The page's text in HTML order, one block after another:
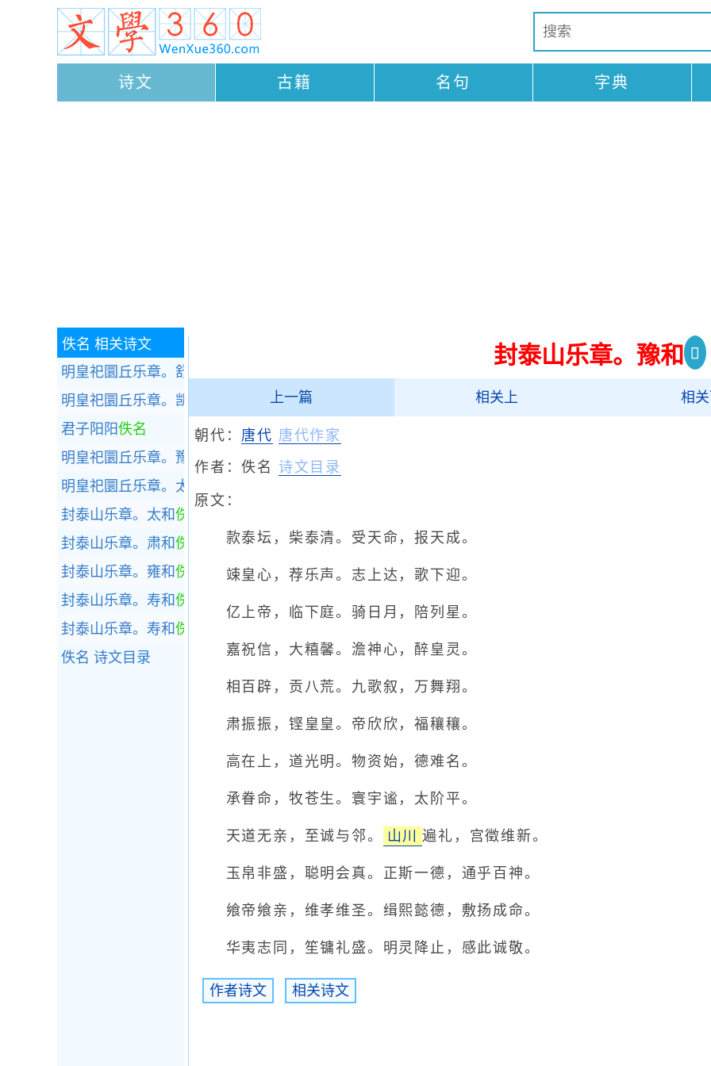
诗文 古籍 名句 字典
封泰山乐章。豫和
上一篇 相关上 相
朝代： 唐代 唐代作家
作者：佚名 诗文目录
原文：
款泰坛，柴泰清。受天命，报天成。
竦皇心，荐乐声。志上达，歌下迎。
亿上帝，临下庭。骑日月，陪列星。
嘉祝信，大糦馨。澹神心，醉皇灵。
相百辟，贡八荒。九歌叙，万舞翔。
肃振振，铿皇皇。帝欣欣，福穰穰。
高在上，道光明。物资始，德难名。
承眷命，牧苍生。寰宇谧，太阶平。
天道无亲，至诚与邻。 山川 遍礼，宫徵维新。
玉帛非盛，聪明会真。正斯一德，通乎百神。
飨帝飨亲，维孝维圣。缉熙懿德，敷扬成命。
华夷志同，笙镛礼盛。明灵降止，感此诚敬。
作者诗文 相关诗文
佚名 相关诗文
明皇祀圜丘乐章。舒和
明皇祀圜丘乐章。凯安
君子阳阳佚名
明皇祀圜丘乐章。豫和佚名
明皇祀圜丘乐章。太和
封泰山乐章。太和佚名
封泰山乐章。肃和佚名
封泰山乐章。雍和佚名
封泰山乐章。寿和佚名
封泰山乐章。寿和佚名
佚名 诗文目录